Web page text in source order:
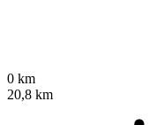
0 km
20,8 km